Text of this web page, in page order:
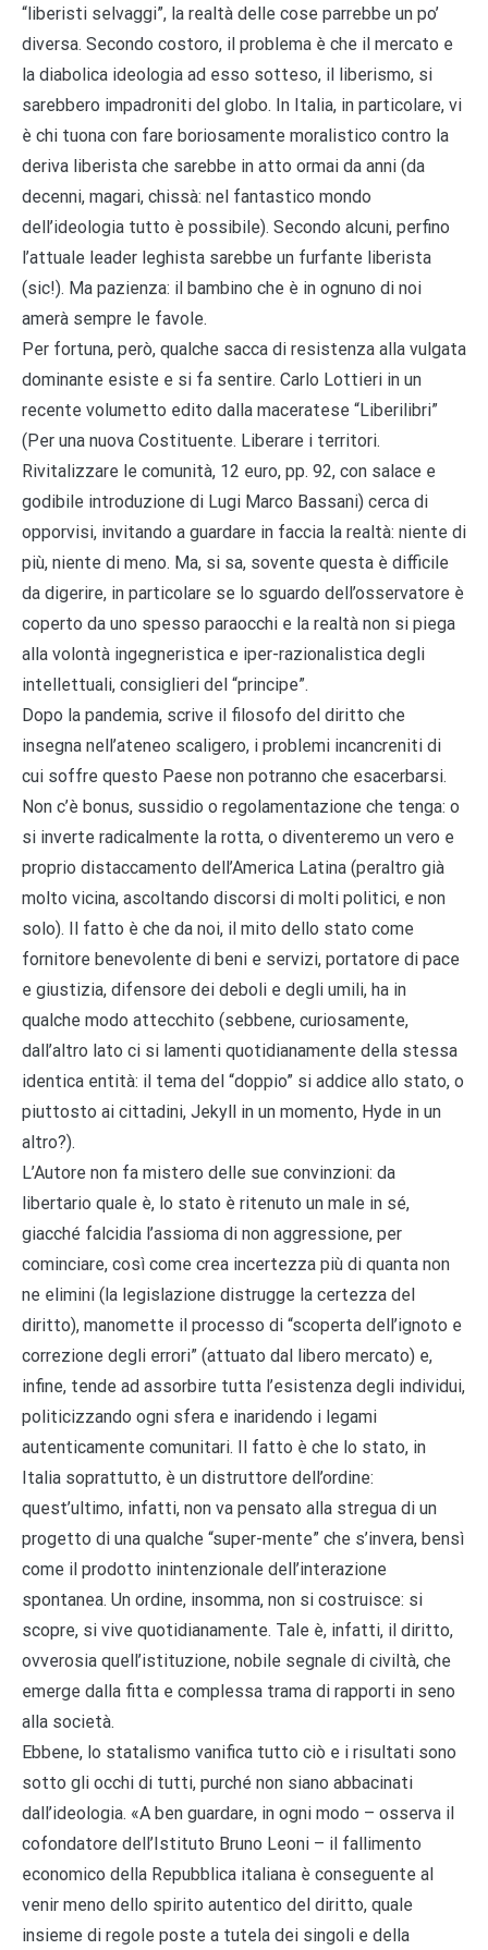
“liberisti selvaggi”, la realtà delle cose parrebbe un po’
diversa. Secondo costoro, il problema è che il mercato e
la diabolica ideologia ad esso sotteso, il liberismo, si
sarebbero impadroniti del globo. In Italia, in particolare, vi
è chi tuona con fare boriosamente moralistico contro la
deriva liberista che sarebbe in atto ormai da anni (da
decenni, magari, chissà: nel fantastico mondo
dell’ideologia tutto è possibile). Secondo alcuni, perfino
l’attuale leader leghista sarebbe un furfante liberista
(sic!). Ma pazienza: il bambino che è in ognuno di noi
amerà sempre le favole.
Per fortuna, però, qualche sacca di resistenza alla vulgata
dominante esiste e si fa sentire. Carlo Lottieri in un
recente volumetto edito dalla maceratese “Liberilibri”
(Per una nuova Costituente. Liberare i territori.
Rivitalizzare le comunità, 12 euro, pp. 92, con salace e
godibile introduzione di Lugi Marco Bassani) cerca di
opporvisi, invitando a guardare in faccia la realtà: niente di
più, niente di meno. Ma, si sa, sovente questa è difficile
da digerire, in particolare se lo sguardo dell’osservatore è
coperto da uno spesso paraocchi e la realtà non si piega
alla volontà ingegneristica e iper-razionalistica degli
intellettuali, consiglieri del “principe”.
Dopo la pandemia, scrive il filosofo del diritto che
insegna nell’ateneo scaligero, i problemi incancreniti di
cui soffre questo Paese non potranno che esacerbarsi.
Non c’è bonus, sussidio o regolamentazione che tenga: o
si inverte radicalmente la rotta, o diventeremo un vero e
proprio distaccamento dell’America Latina (peraltro già
molto vicina, ascoltando discorsi di molti politici, e non
solo). Il fatto è che da noi, il mito dello stato come
fornitore benevolente di beni e servizi, portatore di pace
e giustizia, difensore dei deboli e degli umili, ha in
qualche modo attecchito (sebbene, curiosamente,
dall’altro lato ci si lamenti quotidianamente della stessa
identica entità: il tema del “doppio” si addice allo stato, o
piuttosto ai cittadini, Jekyll in un momento, Hyde in un
altro?).
L’Autore non fa mistero delle sue convinzioni: da
libertario quale è, lo stato è ritenuto un male in sé,
giacché falcidia l’assioma di non aggressione, per
cominciare, così come crea incertezza più di quanta non
ne elimini (la legislazione distrugge la certezza del
diritto), manomette il processo di “scoperta dell’ignoto e
correzione degli errori” (attuato dal libero mercato) e,
infine, tende ad assorbire tutta l’esistenza degli individui,
politicizzando ogni sfera e inaridendo i legami
autenticamente comunitari. Il fatto è che lo stato, in
Italia soprattutto, è un distruttore dell’ordine:
quest’ultimo, infatti, non va pensato alla stregua di un
progetto di una qualche “super-mente” che s’invera, bensì
come il prodotto inintenzionale dell’interazione
spontanea. Un ordine, insomma, non si costruisce: si
scopre, si vive quotidianamente. Tale è, infatti, il diritto,
ovverosia quell’istituzione, nobile segnale di civiltà, che
emerge dalla fitta e complessa trama di rapporti in seno
alla società.
Ebbene, lo statalismo vanifica tutto ciò e i risultati sono
sotto gli occhi di tutti, purché non siano abbacinati
dall’ideologia. «A ben guardare, in ogni modo – osserva il
cofondatore dell’Istituto Bruno Leoni – il fallimento
economico della Repubblica italiana è conseguente al
venir meno dello spirito autentico del diritto, quale
insieme di regole poste a tutela dei singoli e della